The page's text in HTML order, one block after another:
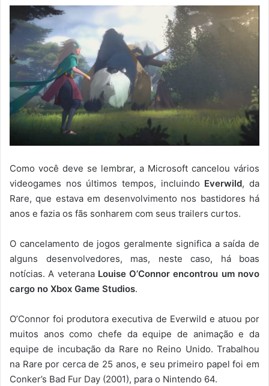
Como você deve se lembrar, a Microsoft cancelou vários
videogames nos últimos tempos, incluindo Everwild, da
Rare, que estava em desenvolvimento nos bastidores há
anos e fazia os fãs sonharem com seus trailers curtos.
O cancelamento de jogos geralmente significa a saída de
alguns desenvolvedores, mas, neste caso, há boas
notícias. A veterana Louise O’Connor encontrou um novo
cargo no Xbox Game Studios.
O’Connor foi produtora executiva de Everwild e atuou por
muitos anos como chefe da equipe de animação e da
equipe de incubação da Rare no Reino Unido. Trabalhou
na Rare por cerca de 25 anos, e seu primeiro papel foi em
Conker’s Bad Fur Day (2001), para o Nintendo 64.